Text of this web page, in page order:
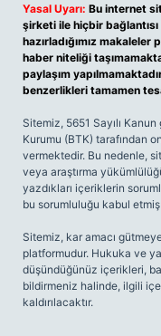
Yasal Uyarı: Bu internet
şirketi ile hiçbir
hazırladığımız
haber niteliği
paylaşım
benzerlikleri tamamen
Sitemiz, 5651 Sayılı
Kurumu (BTK) tarafından
vermektedir. Bu nedenle,
veya araştırma
yazdıkları içeriklerin
bu sorumluluğu kabul etmiş
Sitemiz, kar amacı
platformudur. Hukuka ve
düşündüğünüz içerikleri,
bildirmeniz halinde, ilgili
kaldırılacaktır.